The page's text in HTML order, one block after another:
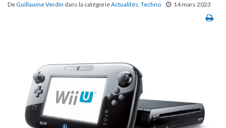
DeGuillaume Verdin dans la catégorieActualités, Techno 14 mars 2023